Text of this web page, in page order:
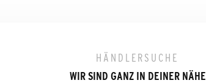
HÄNDLERSUCHE
WIR SIND GANZ IN DEINER NÄHE